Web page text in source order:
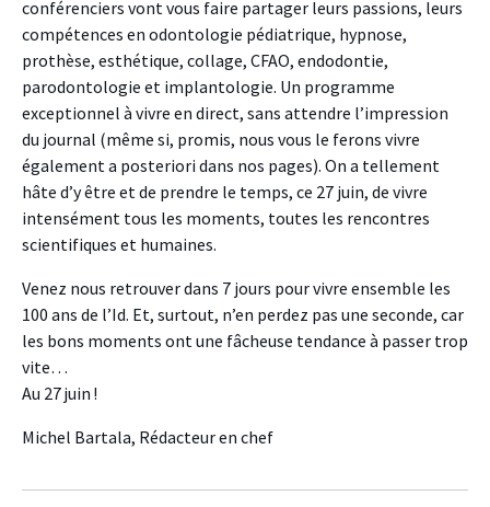
conférenciers vont vous faire partager leurs passions, leurs
compétences en odontologie pédiatrique, hypnose,
prothèse, esthétique, collage, CFAO, endodontie,
parodontologie et implantologie. Un programme
exceptionnel à vivre en direct, sans attendre l’impression
du journal (même si, promis, nous vous le ferons vivre
également a posteriori dans nos pages). On a tellement
hâte d’y être et de prendre le temps, ce 27 juin, de vivre
intensément tous les moments, toutes les rencontres
scientifiques et humaines.
Venez nous retrouver dans 7 jours pour vivre ensemble les
100 ans de l’Id. Et, surtout, n’en perdez pas une seconde, car
les bons moments ont une fâcheuse tendance à passer trop
vite…
Au 27 juin !
Michel Bartala, Rédacteur en chef